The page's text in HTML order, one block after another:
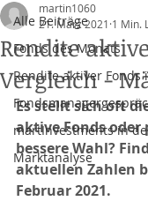
Alle Beiträge
Fonds des Monats
Rendite aktiver Fonds
martInvestments in
Marktanalyse
Rendite
Vergleich -
martin1060
21. März 2021 1 Min.
Es stellt sich oft
aktive Fonds oder
bessere Wahl?
aktuellen Zahlen
Februar 2021.